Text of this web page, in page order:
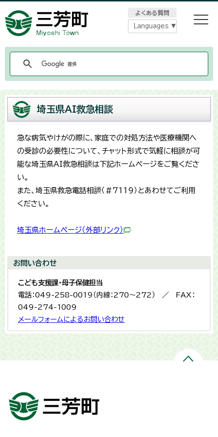
よくある質問
Languages
埼玉県AI救急相談
急な病気やけがの際に、家庭での対処方法や医療機関へ
の受診の必要性について、チャット形式で気軽に相談が可
能な埼玉県AI救急相談は下記ホームページをご覧くださ
い。
また、埼玉県救急電話相談（＃7119）とあわせてご利用
ください。
埼玉県ホームページ（外部リンク）
お問い合わせ
こども支援課・母子保健担当
電話：049-258-0019（内線：270～272） ／ FAX：
049-274-1009
メールフォームによるお問い合わせ